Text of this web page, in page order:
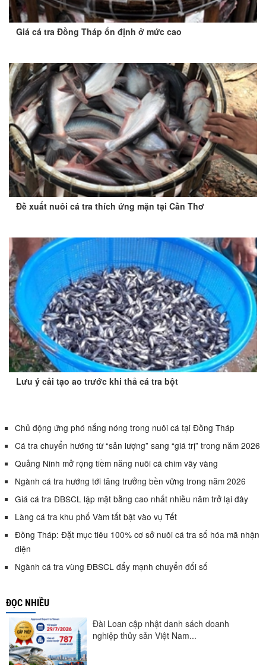
Giá cá tra Đồng Tháp ổn định ở mức cao
Đề xuất nuôi cá tra thích ứng mặn tại Cần Thơ
Lưu ý cải tạo ao trước khi thả cá tra bột
Chủ động ứng phó nắng nóng trong nuôi cá tại Đồng Tháp
Cá tra chuyển hướng từ “sản lượng” sang “giá trị” trong năm 2026
Quảng Ninh mở rộng tiềm năng nuôi cá chim vây vàng
Ngành cá tra hướng tới tăng trưởng bền vững trong năm 2026
Giá cá tra ĐBSCL lập mặt bằng cao nhất nhiều năm trở lại đây
Làng cá tra khu phố Vàm tất bật vào vụ Tết
Đồng Tháp: Đặt mục tiêu 100% cơ sở nuôi cá tra số hóa mã nhận
diện
Ngành cá tra vùng ĐBSCL đẩy mạnh chuyển đổi số
ĐỌC NHIỀU
Đài Loan cập nhật danh sách doanh
nghiệp thủy sản Việt Nam...